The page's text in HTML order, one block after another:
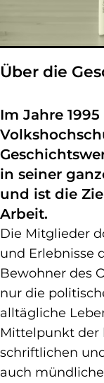
Über die
Im Jahre
in seiner
und ist die
Arbeit.
Die Mitglieder
und Erlebnisse
Bewohner des
nur die
alltägliche
Mittelpunkt der
schriftlichen
auch